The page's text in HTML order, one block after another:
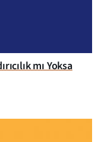
mı Yoksa